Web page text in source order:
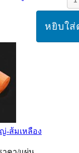
-ส้มเหลือง